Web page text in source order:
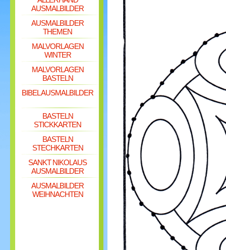
AUSMALBILDER
AUSMALBILDER
THEMEN
MALVORLAGEN
WINTER
MALVORLAGEN
BASTELN
BIBEL AUSMALBILDER
BASTELN
STICKKARTEN
BASTELN
STECHKARTEN
SANKT NIKOLAUS
AUSMALBILDER
AUSMALBILDER
WEIHNACHTEN